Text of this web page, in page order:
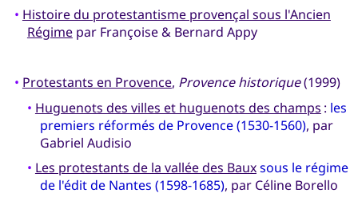
• Histoire du protestantisme provençal sous l'Ancien
Régimepar Françoise & Bernard Appy
• Protestants en Provence, Provence historique(1999)
• Huguenots des villes et huguenots des champs : les
premiers réformés de Provence (1530-1560), par
Gabriel Audisio
• Les protestants de la vallée des Bauxsous le régime
de l'édit de Nantes (1598-1685), par Céline Borello